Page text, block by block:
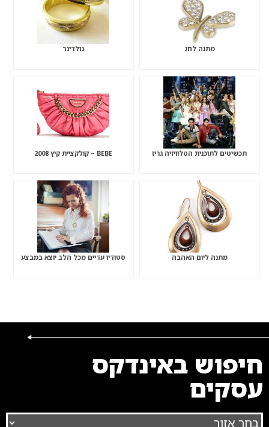
מתנה לחג גולדיגר
תכשיטים לתוכנית הטלוויזיה גריז BEBE – קולקציית קיץ 2008
מתנה ליום האהבה סטודיו עדיים מכל הלב יוצא במבצע
חיפוש באינדקס
עסקים